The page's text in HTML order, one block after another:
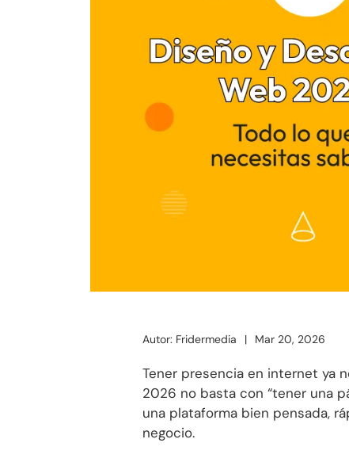
Autor: Fridermedia Mar 20, 2026
Tener presencia en internet ya
2026 no basta con “tener una
una plataforma bien pensada,
negocio.